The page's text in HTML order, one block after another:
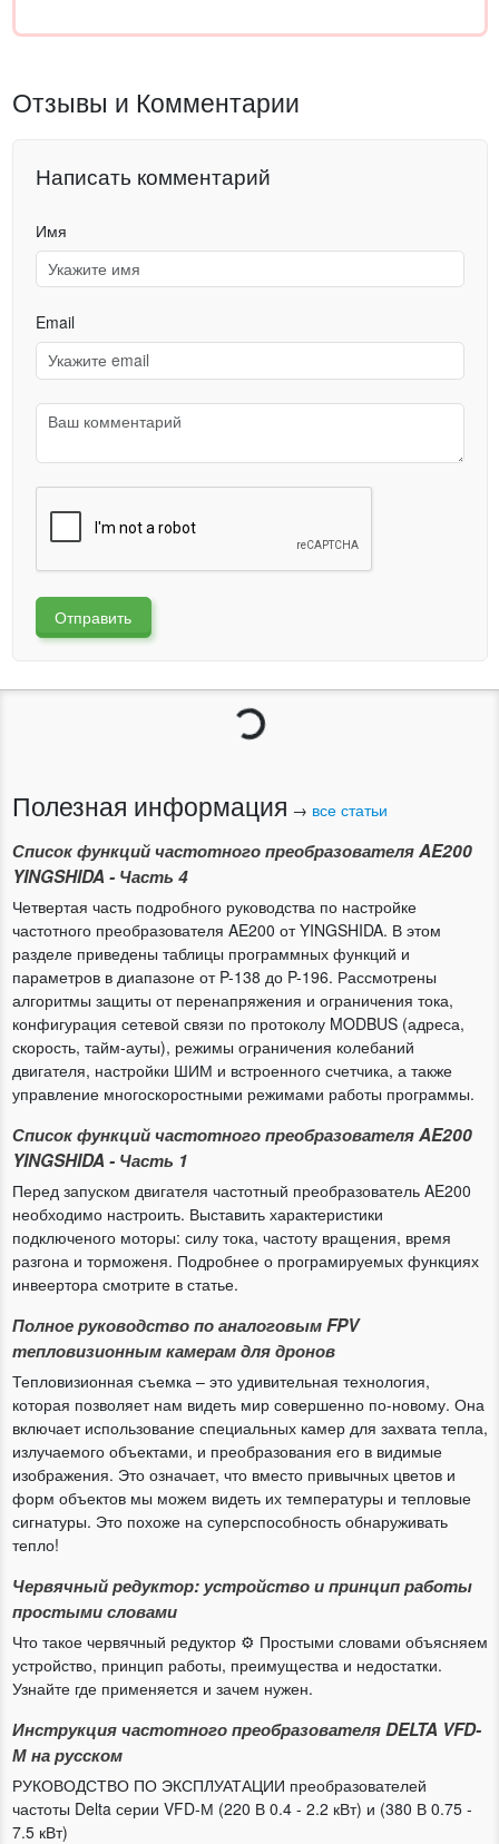
Отзывы и Комментарии
Написать комментарий
Имя
Email
Отправить
Загрузка...
Полезная информация → все статьи
Список функций частотного преобразователя AE200
YINGSHIDA - Часть 4
Четвертая часть подробного руководства по настройке
частотного преобразователя AE200 от YINGSHIDA. В этом
разделе приведены таблицы программных функций и
параметров в диапазоне от P-138 до P-196. Рассмотрены
алгоритмы защиты от перенапряжения и ограничения тока,
конфигурация сетевой связи по протоколу MODBUS (адреса,
скорость, тайм-ауты), режимы ограничения колебаний
двигателя, настройки ШИМ и встроенного счетчика, а также
управление многоскоростными режимами работы программы.
Список функций частотного преобразователя AE200
YINGSHIDA - Часть 1
Перед запуском двигателя частотный преобразователь AE200
необходимо настроить. Выставить характеристики
подключеного моторы: силу тока, частоту вращения, время
разгона и торможеня. Подробнее о програмируемых функциях
инвеертора смотрите в статье.
Полное руководство по аналоговым FPV
тепловизионным камерам для дронов
Тепловизионная съемка – это удивительная технология,
которая позволяет нам видеть мир совершенно по-новому. Она
включает использование специальных камер для захвата тепла,
излучаемого объектами, и преобразования его в видимые
изображения. Это означает, что вместо привычных цветов и
форм объектов мы можем видеть их температуры и тепловые
сигнатуры. Это похоже на суперспособность обнаруживать
тепло!
Червячный редуктор: устройство и принцип работы
простыми словами
Что такое червячный редуктор ⚙️ Простыми словами объясняем
устройство, принцип работы, преимущества и недостатки.
Узнайте где применяется и зачем нужен.
Инструкция частотного преобразователя DELTA VFD-
М на русском
РУКОВОДСТВО ПО ЭКСПЛУАТАЦИИ преобразователей
частоты Delta серии VFD-М (220 В 0.4 - 2.2 кВт) и (380 В 0.75 -
7.5 кВт)